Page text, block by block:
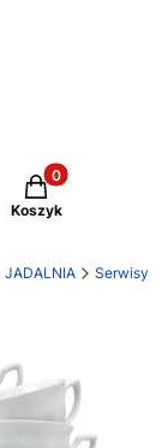
Produkty w
Koszyk
JADALNIA Serwisy